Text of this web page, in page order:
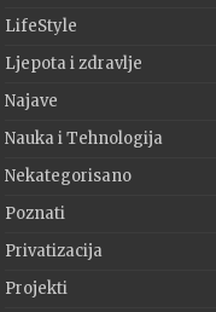
LifeStyle
Ljepota i zdravlje
Najave
Nauka i Tehnologija
Nekategorisano
Poznati
Privatizacija
Projekti